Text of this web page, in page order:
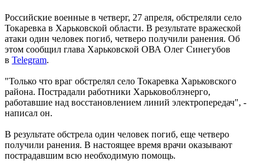
Российские военные в четверг, 27 апреля, обстреляли село
Токаревка в Харьковской области. В результате вражеской
атаки один человек погиб, четверо получили ранения. Об
этом сообщил глава Харьковской ОВА Олег Синегубов
в Telegram.
"Только что враг обстрелял село Токаревка Харьковского
района. Пострадали работники Харьковоблэнерго,
работавшие над восстановлением линий электропередач", -
написал он.
В результате обстрела один человек погиб, еще четверо
получили ранения. В настоящее время врачи оказывают
пострадавшим всю необходимую помощь.